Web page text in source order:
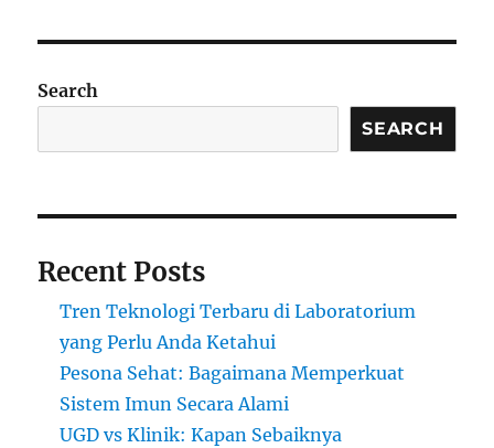
Search
SEARCH
Recent Posts
Tren Teknologi Terbaru di Laboratorium
yang Perlu Anda Ketahui
Pesona Sehat: Bagaimana Memperkuat
Sistem Imun Secara Alami
UGD vs Klinik: Kapan Sebaiknya